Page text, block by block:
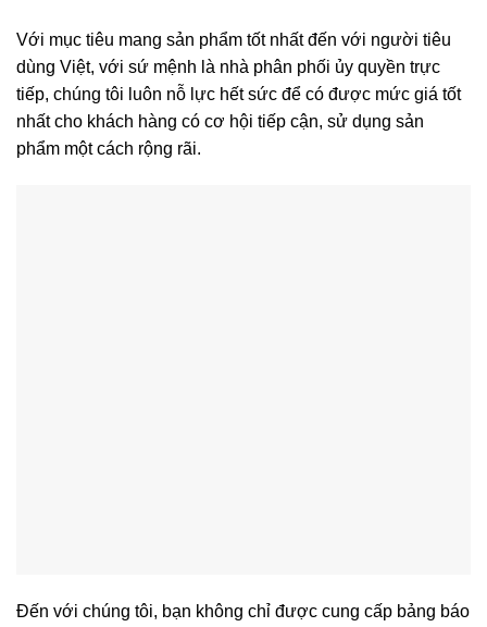
Với mục tiêu mang sản phẩm tốt nhất đến với người tiêu
dùng Việt, với sứ mệnh là nhà phân phối ủy quyền trực
tiếp, chúng tôi luôn nỗ lực hết sức để có được mức giá tốt
nhất cho khách hàng có cơ hội tiếp cận, sử dụng sản
phẩm một cách rộng rãi.
Đến với chúng tôi, bạn không chỉ được cung cấp bảng báo